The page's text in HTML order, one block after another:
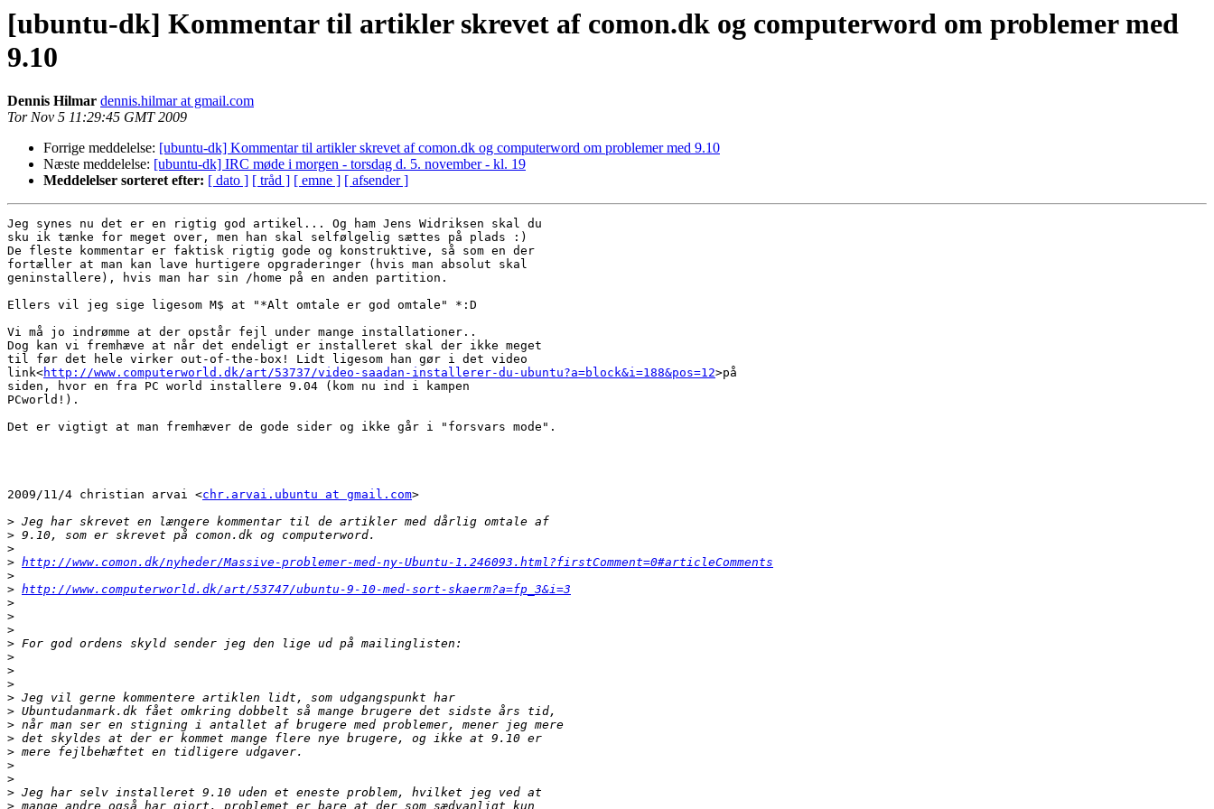
[ubuntu-dk] Kommentar til artikler skrevet af comon.dk og computerword om problemer med
9.10
Dennis Hilmar dennis.hilmar at gmail.com
Tor Nov 5 11:29:45 GMT 2009
Forrige meddelelse: [ubuntu-dk] Kommentar til artikler skrevet af comon.dk og computerword om problemer med 9.10
Næste meddelelse: [ubuntu-dk] IRC møde i morgen - torsdag d. 5. november - kl. 19
Meddelelser sorteret efter: [ dato ] [ tråd ] [ emne ] [ afsender ]
Jeg synes nu det er en rigtig god artikel... Og ham Jens Widriksen skal du
sku ik tænke for meget over, men han skal selfølgelig sættes på plads :)
De fleste kommentar er faktisk rigtig gode og konstruktive, så som en der
fortæller at man kan lave hurtigere opgraderinger (hvis man absolut skal
geninstallere), hvis man har sin /home på en anden partition.
Ellers vil jeg sige ligesom M$ at "*Alt omtale er god omtale" *:D
Vi må jo indrømme at der opstår fejl under mange installationer..
Dog kan vi fremhæve at når det endeligt er installeret skal der ikke meget
til før det hele virker out-of-the-box! Lidt ligesom han gør i det video
link<http://www.computerworld.dk/art/53737/video-saadan-installerer-du-ubuntu?a=block&i=188&pos=12>på
siden, hvor en fra PC world installere 9.04 (kom nu ind i kampen
PCworld!).
Det er vigtigt at man fremhæver de gode sider og ikke går i "forsvars mode".
2009/11/4 christian arvai <chr.arvai.ubuntu at gmail.com>
>
>
>
> http://www.comon.dk/nyheder/Massive-problemer-med-ny-Ubuntu-1.246093.html?firstComment=0#articleComments
>
> http://www.computerworld.dk/art/53747/ubuntu-9-10-med-sort-skaerm?a=fp_3&i=3
>
>
>
>
>
>
>
>
>
>
>
>
>
>
>
>